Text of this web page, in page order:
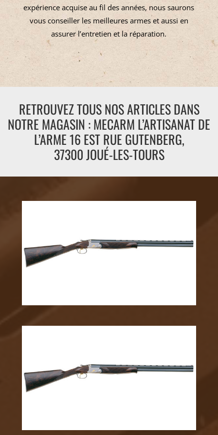
expérience acquise au fil des années, nous saurons
vous conseiller les meilleures armes et aussi en
assurer l’entretien et la réparation.
RETROUVEZ TOUS NOS ARTICLES DANS
NOTRE MAGASIN : MECARM L’ARTISANAT DE
L’ARME 16 EST RUE GUTENBERG,
37300 JOUÉ-LES-TOURS